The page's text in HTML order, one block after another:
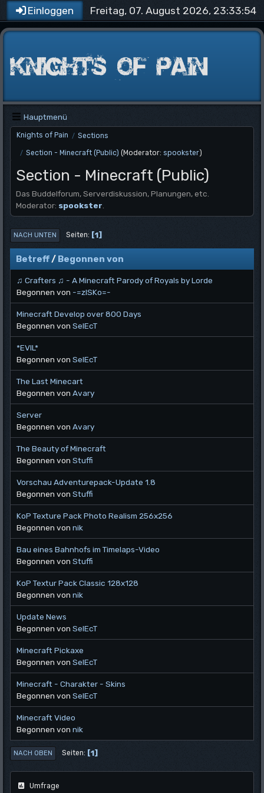
Einloggen Freitag, 07. August 2026, 23:33:54
Hauptmenü
Knights of Pain / Sections
/ Section - Minecraft (Public) (Moderator: spookster)
Section - Minecraft (Public)
Das Buddelforum, Serverdiskussion, Planungen, etc.
Moderator: spookster
NACH UNTEN Seiten 1
Betreff / Begonnen von
♫ Crafters ♫ - A Minecraft Parody of Royals by Lorde
Begonnen von -=zISKo=-
Minecraft Develop over 800 Days
Begonnen von SelEcT
*EVIL*
Begonnen von SelEcT
The Last Minecart
Begonnen von Avary
Server
Begonnen von Avary
The Beauty of Minecraft
Begonnen von Stuffi
Vorschau Adventurepack-Update 1.8
Begonnen von Stuffi
KoP Texture Pack Photo Realism 256x256
Begonnen von nik
Bau eines Bahnhofs im Timelaps-Video
Begonnen von Stuffi
KoP Textur Pack Classic 128x128
Begonnen von nik
Update News
Begonnen von SelEcT
Minecraft Pickaxe
Begonnen von SelEcT
Minecraft - Charakter - Skins
Begonnen von SelEcT
Minecraft Video
Begonnen von nik
NACH OBEN Seiten 1
Umfrage